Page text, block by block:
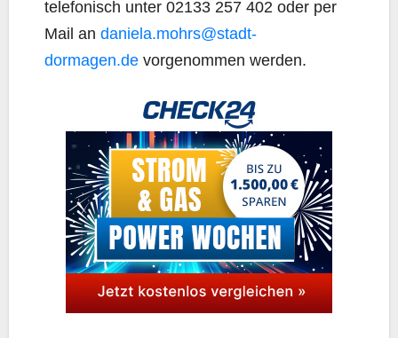
tele­fo­nisch unter 02133 257 402 oder per
Mail an daniela.mohrs@stadt-
dormagen.de vor­ge­nom­men werden.